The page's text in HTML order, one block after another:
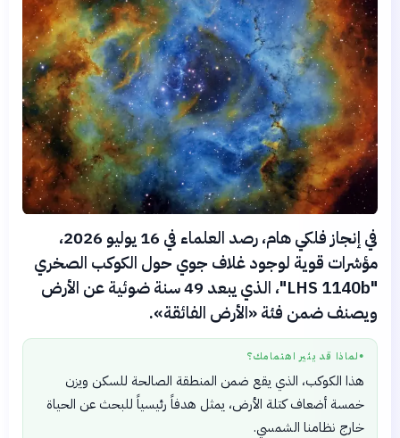
في إنجاز فلكي هام، رصد العلماء في 16 يوليو 2026،
مؤشرات قوية لوجود غلاف جوي حول الكوكب الصخري
"LHS 1140b"، الذي يبعد 49 سنة ضوئية عن الأرض
ويصنف ضمن فئة «الأرض الفائقة».
● لماذا قد يثير اهتمامك؟
هذا الكوكب، الذي يقع ضمن المنطقة الصالحة للسكن ويزن
خمسة أضعاف كتلة الأرض، يمثل هدفاً رئيسياً للبحث عن الحياة
خارج نظامنا الشمسي.